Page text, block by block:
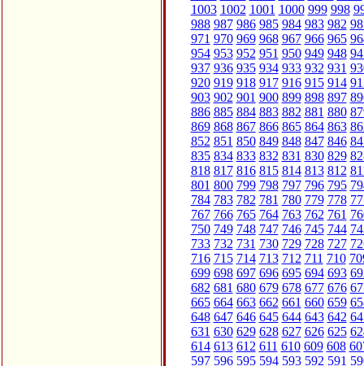
1003 1002 1001 1000 999 998
988 987 986 985 984 983 982
971 970 969 968 967 966 965
954 953 952 951 950 949 948
937 936 935 934 933 932 931
920 919 918 917 916 915 914
903 902 901 900 899 898 897
886 885 884 883 882 881 880
869 868 867 866 865 864 863
852 851 850 849 848 847 846
835 834 833 832 831 830 829
818 817 816 815 814 813 812
801 800 799 798 797 796 795
784 783 782 781 780 779 778
767 766 765 764 763 762 761
750 749 748 747 746 745 744
733 732 731 730 729 728 727
716 715 714 713 712 711 710
699 698 697 696 695 694 693
682 681 680 679 678 677 676
665 664 663 662 661 660 659
648 647 646 645 644 643 642
631 630 629 628 627 626 625
614 613 612 611 610 609 608
597 596 595 594 593 592 591